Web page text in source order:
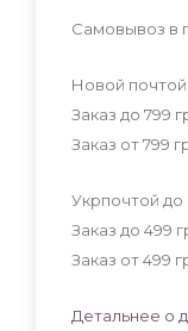
Самовывоз в
Новой
Заказ до 799
Заказ от 799
Укрпочтой до
Заказ до 499
Заказ от 499
Детальнее о